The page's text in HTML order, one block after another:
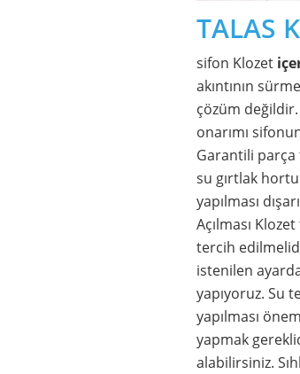
TALAS
sifon Klozet
akıntının
çözüm değildir.
onarımı
Garantili parça
su gırtlak
yapılması
Açılması
tercih
istenilen
yapıyoruz. Su
yapılması
yapmak
alabilirsiniz.